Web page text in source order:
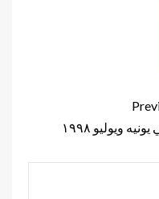
ويوليو ١٩٩٨